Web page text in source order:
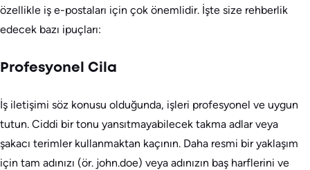
özellikle iş e-postaları için çok önemlidir. İşte size rehberlik
edecek bazı ipuçları:
Profesyonel Cila
İş iletişimi söz konusu olduğunda, işleri profesyonel ve uygun
tutun. Ciddi bir tonu yansıtmayabilecek takma adlar veya
şakacı terimler kullanmaktan kaçının. Daha resmi bir yaklaşım
için tam adınızı (ör. john.doe) veya adınızın baş harflerini ve